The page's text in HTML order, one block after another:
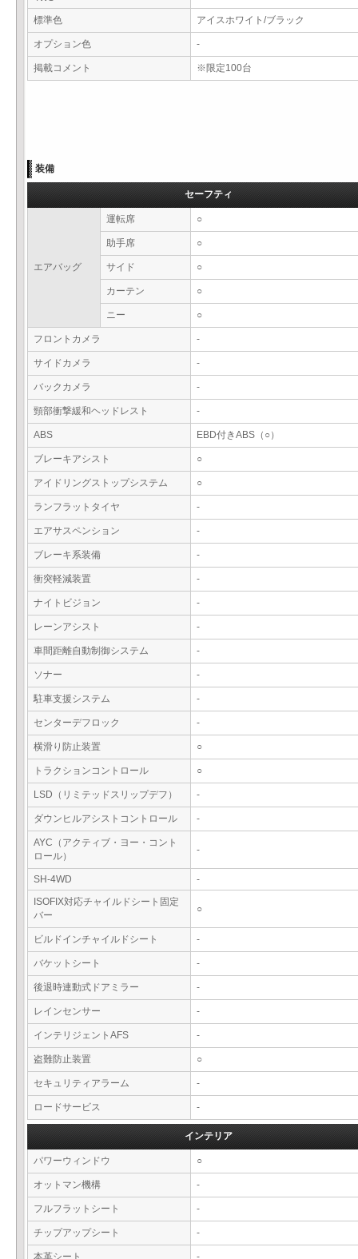
標準色
アイスホワイト/ブラック
オプション色 -
掲載コメント ※限定100台
装備
セーフティ
エアバッグ
運転席 ○
助手席 ○
サイド ○
カーテン ○
ニー ○
フロントカメラ -
サイドカメラ -
バックカメラ -
頸部衝撃緩和ヘッドレスト -
ABS EBD付きABS（○）
ブレーキアシスト ○
アイドリングストップシステム ○
ランフラットタイヤ -
エアサスペンション -
ブレーキ系装備 -
衝突軽減装置 -
ナイトビジョン -
レーンアシスト -
車間距離自動制御システム -
ソナー -
駐車支援システム -
センターデフロック -
横滑り防止装置 ○
トラクションコントロール ○
LSD（リミテッドスリップデフ） -
ダウンヒルアシストコントロール -
AYC（アクティブ・ヨー・コント
ロール）
-
SH-4WD
-
ISOFIX対応チャイルドシート固定
バー
○
ビルドインチャイルドシート -
バケットシート -
後退時連動式ドアミラー -
レインセンサー -
インテリジェントAFS -
盗難防止装置 ○
セキュリティアラーム -
ロードサービス -
インテリア
パワーウィンドウ ○
オットマン機構 -
フルフラットシート -
チップアップシート -
本革シート -